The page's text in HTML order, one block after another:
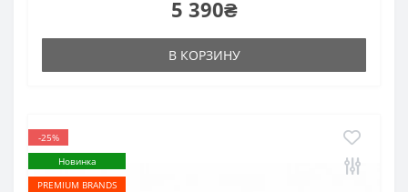
5 390₴
В КОРЗИНУ
-25%
Новинка
PREMIUM BRANDS